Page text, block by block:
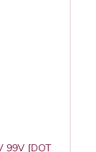
99V [DOT